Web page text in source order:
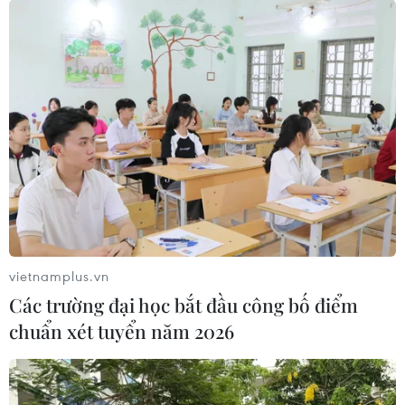
vietnamplus.vn
Các trường đại học bắt đầu công bố điểm
chuẩn xét tuyển năm 2026